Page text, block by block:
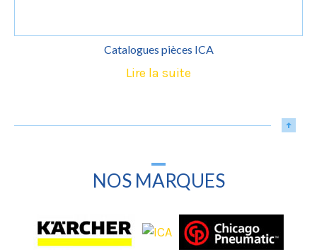
Catalogues pièces ICA
Lire la suite
NOS MARQUES